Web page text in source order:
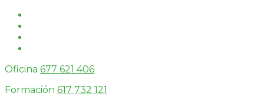
Oficina 677 621 406
Formación 617 732 121